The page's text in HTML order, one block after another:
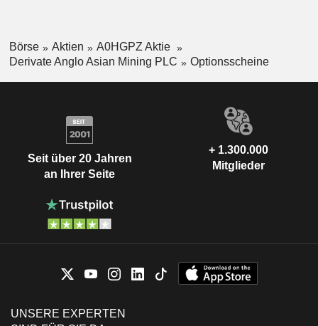
Börse Aktien
A0HGPZ Aktie
Derivate Anglo Asian Mining PLC
Optionsscheine
Seit über 20 Jahren
an Ihrer Seite
+ 1.300.000
Mitglieder
UNSERE EXPERTEN